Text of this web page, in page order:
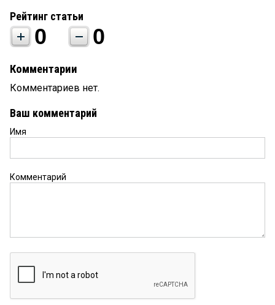
Рейтинг статьи
0 0
Комментарии
Комментариев нет.
Ваш комментарий
Имя
Комментарий